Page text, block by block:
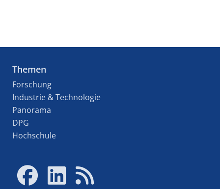
Themen
Forschung
Industrie & Technologie
Panorama
DPG
Hochschule